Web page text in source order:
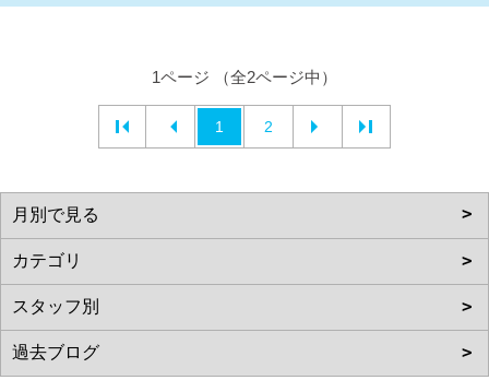
1ページ （全2ページ中）
1 2